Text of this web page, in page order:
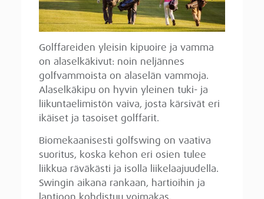
Golffareiden yleisin kipuoire ja vamma
on alaselkäkivut: noin neljännes
golfvammoista on alaselän vammoja.
Alaselkäkipu on hyvin yleinen tuki- ja
liikuntaelimistön vaiva, josta kärsivät eri
ikäiset ja tasoiset golffarit.
Biomekaanisesti golfswing on vaativa
suoritus, koska kehon eri osien tulee
liikkua räväkästi ja isolla liikelaajuudella.
Swingin aikana rankaan, hartioihin ja